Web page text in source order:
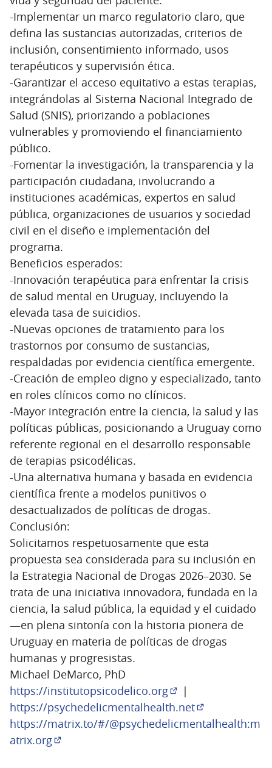
-Implementar un marco regulatorio claro, que
defina las sustancias autorizadas, criterios de
inclusión, consentimiento informado, usos
terapéuticos y supervisión ética.
-Garantizar el acceso equitativo a estas terapias,
integrándolas al Sistema Nacional Integrado de
Salud (SNIS), priorizando a poblaciones
vulnerables y promoviendo el financiamiento
público.
-Fomentar la investigación, la transparencia y la
participación ciudadana, involucrando a
instituciones académicas, expertos en salud
pública, organizaciones de usuarios y sociedad
civil en el diseño e implementación del
programa.
Beneficios esperados:
-Innovación terapéutica para enfrentar la crisis
de salud mental en Uruguay, incluyendo la
elevada tasa de suicidios.
-Nuevas opciones de tratamiento para los
trastornos por consumo de sustancias,
respaldadas por evidencia científica emergente.
-Creación de empleo digno y especializado, tanto
en roles clínicos como no clínicos.
-Mayor integración entre la ciencia, la salud y las
políticas públicas, posicionando a Uruguay como
referente regional en el desarrollo responsable
de terapias psicodélicas.
-Una alternativa humana y basada en evidencia
científica frente a modelos punitivos o
desactualizados de políticas de drogas.
Conclusión:
Solicitamos respetuosamente que esta
propuesta sea considerada para su inclusión en
la Estrategia Nacional de Drogas 2026–2030. Se
trata de una iniciativa innovadora, fundada en la
ciencia, la salud pública, la equidad y el cuidado
—en plena sintonía con la historia pionera de
Uruguay en materia de políticas de drogas
humanas y progresistas.
Michael DeMarco, PhD
https://institutopsicodelico.org
(Enlace externo)
|
https://psychedelicmentalhealth.net
(Enlace
https://matrix.to/#/@psychedelicmentalhealth:m
atrix.org